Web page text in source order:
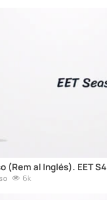
(Rem al Inglés). EET S4
6k